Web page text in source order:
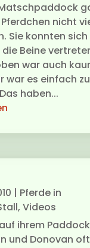
nicht
Sie konnten sich
Beine
war auch
war es einfach zu
haben...
| Pferde in
, Videos
ihrem Paddock
und Donovan oft